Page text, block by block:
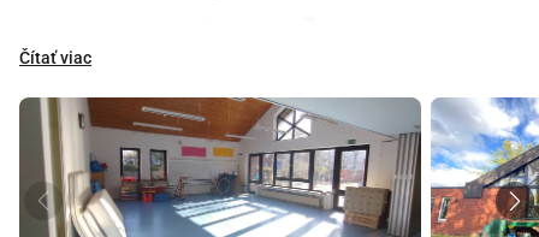
materskej školy.】
Poďme na to! Vytvorme budúcnosť
pre naše deti! Spoločne！
Prevádzkujeme japonskú materskú školu v Düsseldorfe,
Čítať viac